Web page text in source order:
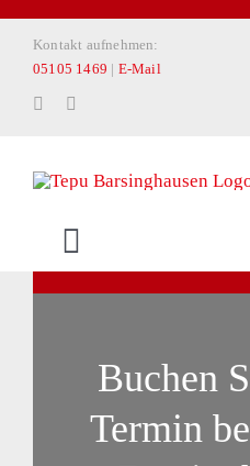
Zum
Inhalt
springen
Kontakt aufnehmen:
05105 1469 | E-Mail
Toggle
Navigation
PRIVATKUNDEN
Buchen
Termin